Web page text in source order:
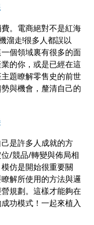
。電商絕對不是紅海
溜走!很多人都誤以
個領域裏有很多的面
的你，或是已經在這
題瞭解零售史的前世
與機會，釐清自己的
是許多人成就的方
/競品/轉變與佈局相
仿是開始很重要關
解所使用的方法與邏
規劃。這樣才能夠在
功模式！一起來植入